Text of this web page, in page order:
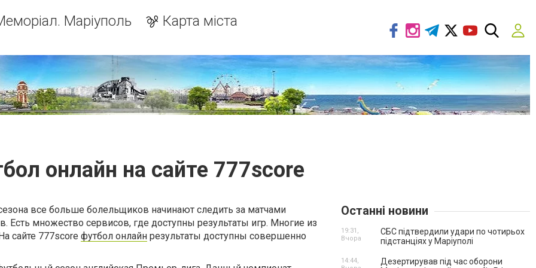
Маріуполь Карта міста
онлайн на сайте 777score
все больше болельщиков начинают следить за матчами
Есть множество сервисов, где доступны результаты игр. Многие из
сайте 777score футбол онлайн результаты доступны совершенно
Останні новини
СБС підтвердили удари по чотирьох
підстанціях у Маріуполі
19:31,
Вчора
Дезертирував під час оборони
14:44,